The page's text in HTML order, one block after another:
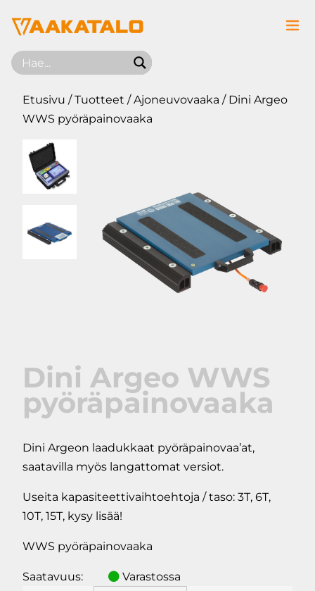
Etusivu /Tuotteet /Ajoneuvovaaka / Dini Argeo
WWS pyöräpainovaaka
Dini Argeo WWS
pyöräpainovaaka
Dini Argeon laadukkaat pyöräpainovaa’at,
saatavilla myös langattomat versiot.
Useita kapasiteettivaihtoehtoja / taso: 3T, 6T,
10T, 15T, kysy lisää!
WWS pyöräpainovaaka
Saatavuus:
Varastossa